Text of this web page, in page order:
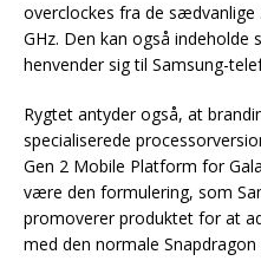
overclockes fra de sædvanlige
GHz. Den kan også
henvender sig til Samsung-
Rygtet antyder også, at
specialiserede
Gen 2 Mobile Platform for
være den formulering, som
promoverer produktet for at
med den normale